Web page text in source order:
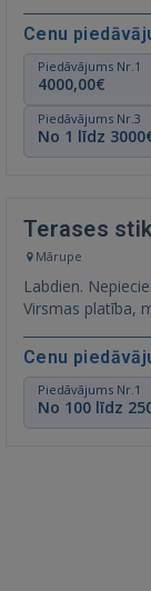
Cenu
Piedāvājums Nr.1
4000,00€
Piedāvājums Nr.3
No 1 līdz
Terases
Mārupe
Labdien.
Virsmas platība,
Cenu
Piedāvājums Nr.1
No 100 līdz